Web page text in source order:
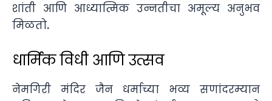
शांती आणि आध्यात्मिक उन्नतीचा अमूल्य अनुभव
मिळतो.
धार्मिक विधी आणि उत्सव
नेमगिरी मंदिर जैन धर्माच्या भव्य सणांदरम्यान